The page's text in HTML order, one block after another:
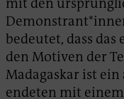
bedeutet, dass
den Motiven der
Madagaskar ist
endeten mit